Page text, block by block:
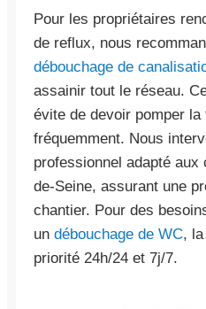
Pour les propriétaires
de reflux, nous
débouchage de
assainir tout le réseau.
évite de devoir pomper la
fréquemment. Nous
professionnel adapté
de-Seine, assurant une
chantier. Pour des
un débouchage de WC,
priorité 24h/24 et 7j/7.